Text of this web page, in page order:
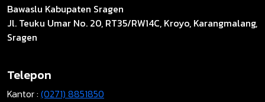
Bawaslu Kabupaten Sragen
Jl. Teuku Umar No. 20, RT35/RW14C, Kroyo, Karangmalang,
Sragen
Telepon
Kantor : (0271) 8851850